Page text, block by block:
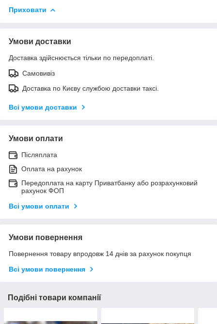
Приховати
Умови доставки
Доставка здійснюється тільки по передоплаті.
Самовивіз
Доставка по Києву службою доставки таксі.
Всі умови доставки
Умови оплати
Післяплата
Оплата на рахунок
Передоплата на карту Приватбанку або розрахунковий
рахунок ФОП
Всі умови оплати
Умови повернення
Повернення товару впродовж 14 днів за рахунок покупця
Всі умови повернення
Подібні товари компанії